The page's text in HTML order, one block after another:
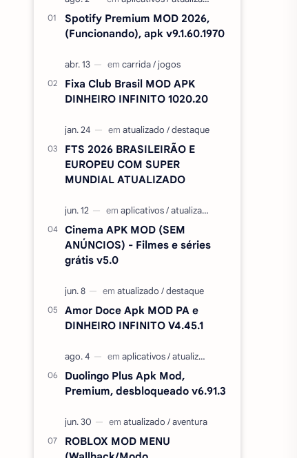
Spotify Premium MOD 2026,
(Funcionando), apk v9.1.60.1970
Fixa Club Brasil MOD APK
DINHEIRO INFINITO 1020.20
FTS 2026 BRASILEIRÃO E
EUROPEU COM SUPER
MUNDIAL ATUALIZADO
Cinema APK MOD (SEM
ANÚNCIOS) - Filmes e séries
grátis v5.0
Amor Doce Apk MOD PA e
DINHEIRO INFINITO V4.45.1
Duolingo Plus Apk Mod,
Premium, desbloqueado v6.91.3
ROBLOX MOD MENU